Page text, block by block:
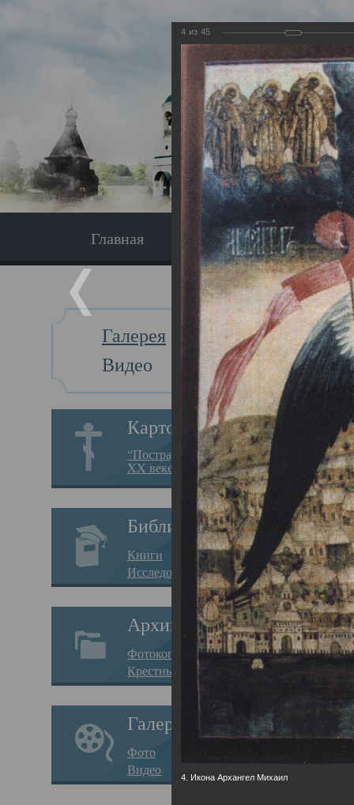
Главная Экскурсия
Галерея
Видео
Картотека
“Пострадавшие за веру в
XX веке на Севере”
Библиотека
Книги
Исследования
Архив
Фотокопии дел
Крестные ходы
Галерея
Фото
Видео
Главная
4 из 45
4. Икона Архангел Михаил